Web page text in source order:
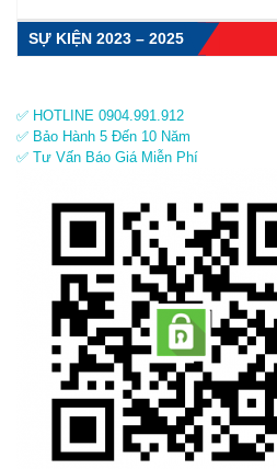
SỰ KIỆN 2023 – 2025
✅ HOTLINE 0904.991.912
✅ Bảo Hành 5 Đến 10 Năm
✅ Tư Vấn Báo Giá Miễn Phí